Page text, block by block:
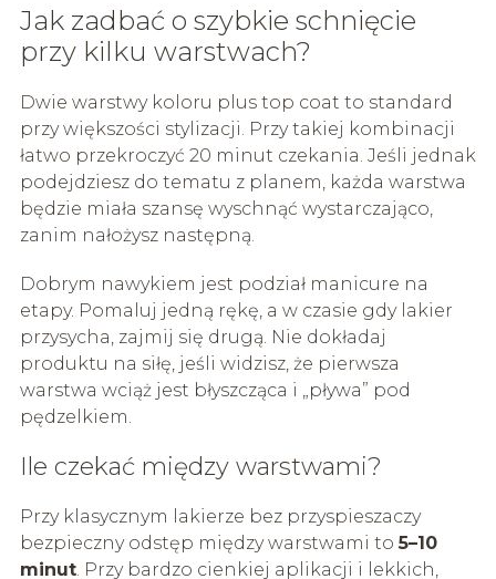
Jak zadbać o szybkie schnięcie
przy kilku warstwach?
Dwie warstwy koloru plus top coat to standard
przy większości stylizacji. Przy takiej kombinacji
łatwo przekroczyć 20 minut czekania. Jeśli jednak
podejdziesz do tematu z planem, każda warstwa
będzie miała szansę wyschnąć wystarczająco,
zanim nałożysz następną.
Dobrym nawykiem jest podział manicure na
etapy. Pomaluj jedną rękę, a w czasie gdy lakier
przysycha, zajmij się drugą. Nie dokładaj
produktu na siłę, jeśli widzisz, że pierwsza
warstwa wciąż jest błyszcząca i „pływa” pod
pędzelkiem.
Ile czekać między warstwami?
Przy klasycznym lakierze bez przyspieszaczy
bezpieczny odstęp między warstwami to5–10
minut. Przy bardzo cienkiej aplikacji i lekkich,